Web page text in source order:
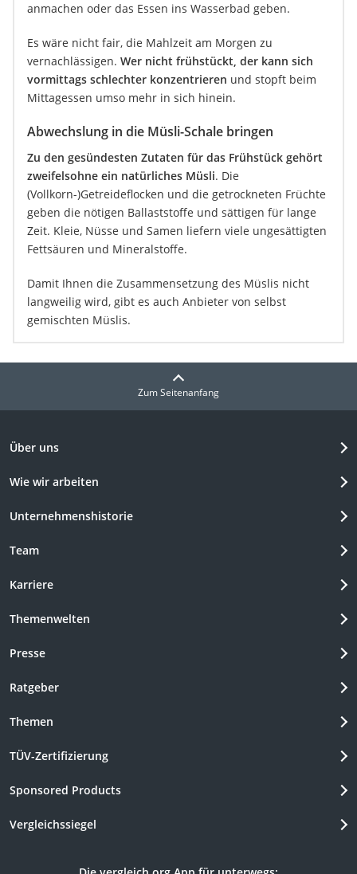
anmachen oder das Essen ins Wasserbad geben.
Es wäre nicht fair, die Mahlzeit am Morgen zu
vernachlässigen. Wer nicht frühstückt, der kann sich
vormittags schlechter konzentrieren und stopft beim
Mittagessen umso mehr in sich hinein.
Abwechslung in die Müsli-Schale bringen
Zu den gesündesten Zutaten für das Frühstück gehört
zweifelsohne ein natürliches Müsli. Die
(Vollkorn-)Getreideflocken und die getrockneten Früchte
geben die nötigen Ballaststoffe und sättigen für lange
Zeit. Kleie, Nüsse und Samen liefern viele ungesättigten
Fettsäuren und Mineralstoffe.
Damit Ihnen die Zusammensetzung des Müslis nicht
langweilig wird, gibt es auch Anbieter von selbst
gemischten Müslis.
Zum Seitenanfang
Über uns
Wie wir arbeiten
Unternehmenshistorie
Team
Karriere
Themenwelten
Presse
Ratgeber
Themen
TÜV-Zertifizierung
Sponsored Products
Vergleichssiegel